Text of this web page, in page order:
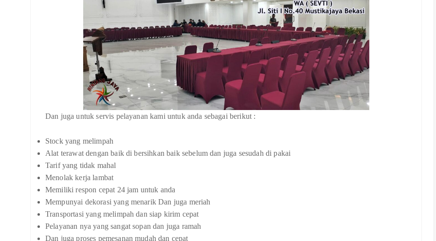
Dan juga untuk servis pelayanan kami untuk anda sebagai berikut :
Stock yang melimpah
Alat terawat dengan baik di bersihkan baik sebelum dan juga sesudah di pakai
Tarif yang tidak mahal
Menolak kerja lambat
Memiliki respon cepat 24 jam untuk anda
Mempunyai dekorasi yang menarik Dan juga meriah
Transportasi yang melimpah dan siap kirim cepat
Pelayanan nya yang sangat sopan dan juga ramah
Dan juga proses pemesanan mudah dan cepat